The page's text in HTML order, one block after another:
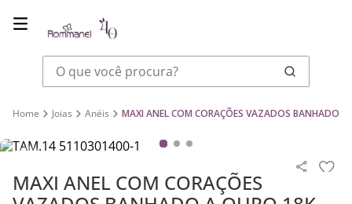
O que você procura?
Joias Anéis MAXI ANEL COM CORAÇÕES VAZADOS BANHADO A
MAXI ANEL COM CORAÇÕES